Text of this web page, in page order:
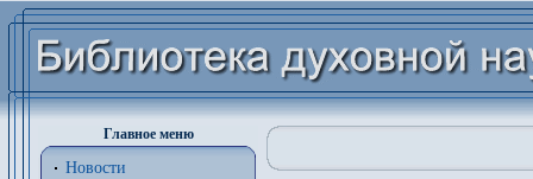
Главное меню
Новости